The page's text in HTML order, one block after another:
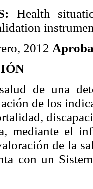
Health
2012
de una
de los
mediante el
de la
con un